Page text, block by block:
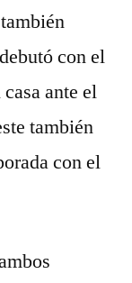
con el
ante el
también
con el